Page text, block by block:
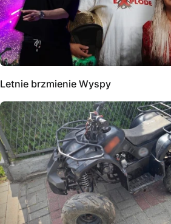
Letnie brzmienie Wyspy